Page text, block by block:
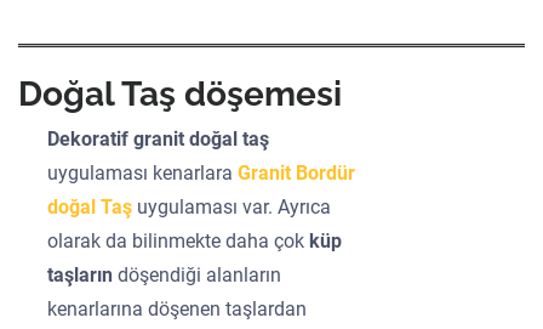
Doğal Taş döşemesi
Dekoratif granit doğal taş
uygulaması kenarlaraGranit Bordür
doğal Taş uygulaması var. Ayrıca
olarak da bilinmekte daha çok küp
taşların döşendiği alanların
kenarlarına döşenen taşlardan